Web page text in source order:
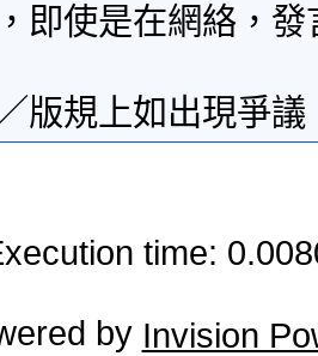
即使是在網絡，
版規上如出現爭
time:
by Invision